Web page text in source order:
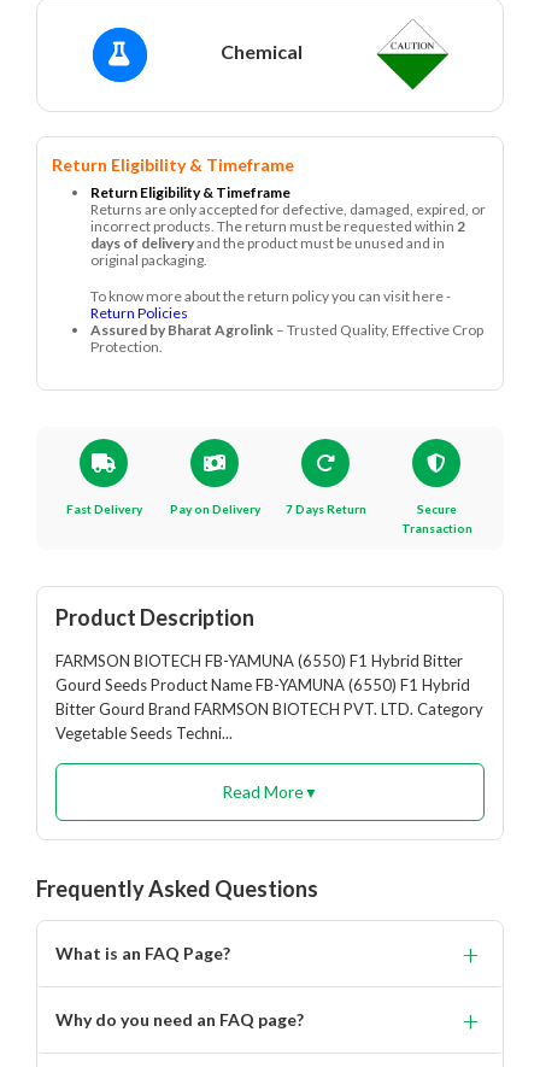
Chemical
Return Eligibility & Timeframe
Return Eligibility & Timeframe
Returns are only accepted for defective, damaged, expired, or
incorrect products. The return must be requested within 2
days of deliveryand the product must be unused and in
original packaging.
To know more about the return policy you can visit here -
Return Policies
Assured by Bharat Agrolink – Trusted Quality, Effective Crop
Protection.
Fast Delivery Pay on Delivery 7 Days Return
Secure
Transaction
Product Description
FARMSON BIOTECH FB-YAMUNA (6550) F1 Hybrid Bitter
Gourd Seeds Product Name FB-YAMUNA (6550) F1 Hybrid
Bitter Gourd Brand FARMSON BIOTECH PVT. LTD. Category
Vegetable Seeds Techni...
Read More▼
Frequently Asked Questions
What is an FAQ Page? +
Why do you need an FAQ page? +